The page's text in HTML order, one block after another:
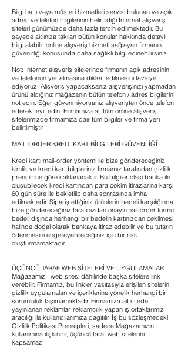
Bilgi hattı veya müşteri hizmetleri servisi bulunan ve açık
adres ve telefon bilgilerinin belirtildiği İnternet alışveriş
siteleri günümüzde daha fazla tercih edilmektedir. Bu
sayede aklınıza takılan bütün konular hakkında detaylı
bilgi alabilir, online alışveriş hizmeti sağlayan firmanın
güvenirliği konusunda daha sağlıklı bilgi edinebilirsiniz.
Not: İnternet alışveriş sitelerinde firmanın açık adresinin
ve telefonun yer almasına dikkat edilmesini tavsiye
ediyoruz. Alışveriş yapacaksanız alışverişinizi yapmadan
ürünü aldığınız mağazanın bütün telefon / adres bilgilerini
not edin. Eğer güvenmiyorsanız alışverişten önce telefon
ederek teyit edin. Firmamıza ait tüm online alışveriş
sitelerimizde firmamıza dair tüm bilgiler ve firma yeri
belirtilmiştir.
MAİL ORDER KREDİ KART BİLGİLERİ GÜVENLİĞİ
Kredi kartı mail-order yöntemi ile bize göndereceğiniz
kimlik ve kredi kart bilgileriniz firmamız tarafından gizlilik
prensibine göre saklanacaktır. Bu bilgiler olası banka ile
oluşubilecek kredi kartından para çekim itirazlarına karşı
60 gün süre ile bekletilip daha sonrasında imha
edilmektedir. Sipariş ettiğiniz ürünlerin bedeli karşılığında
bize göndereceğiniz tarafınızdan onaylı mail-order formu
bedeli dışında herhangi bir bedelin kartınızdan çekilmesi
halinde doğal olarak bankaya itiraz edebilir ve bu tutarın
ödenmesini engelleyebileceğiniz için bir risk
oluşturmamaktadır.
ÜÇÜNCÜ TARAF WEB SİTELERİ VE UYGULAMALAR
Mağazamız, web sitesi dâhilinde başka sitelere link
verebilir. Firmamız, bu linkler vasıtasıyla erişilen sitelerin
gizlilik uygulamaları ve içeriklerine yönelik herhangi bir
sorumluluk taşımamaktadır. Firmamıza ait sitede
yayınlanan reklamlar, reklamcılık yapan iş ortaklarımız
aracılığı ile kullanıcılarımıza dağıtılır. İş bu sözleşmedeki
Gizlilik Politikası Prensipleri, sadece Mağazamızın
kullanımına ilişkindir, üçüncü taraf web sitelerini
kapsamaz.